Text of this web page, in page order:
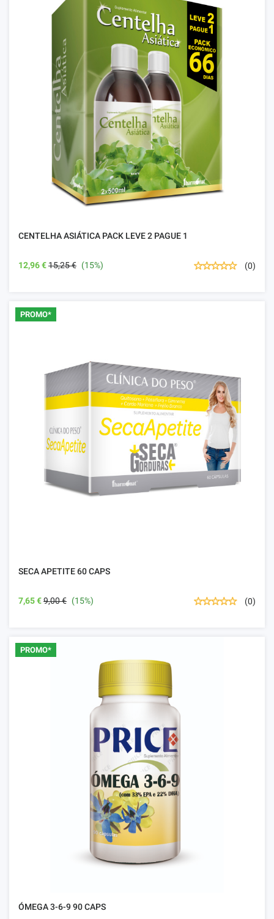
CENTELHA ASIÁTICA PACK LEVE 2 PAGUE 1
12,96 €15,25 € (15%) (0)
PROMO*
SECA APETITE 60 CAPS
7,65 €9,00 € (15%) (0)
PROMO*
ÓMEGA 3-6-9 90 CAPS